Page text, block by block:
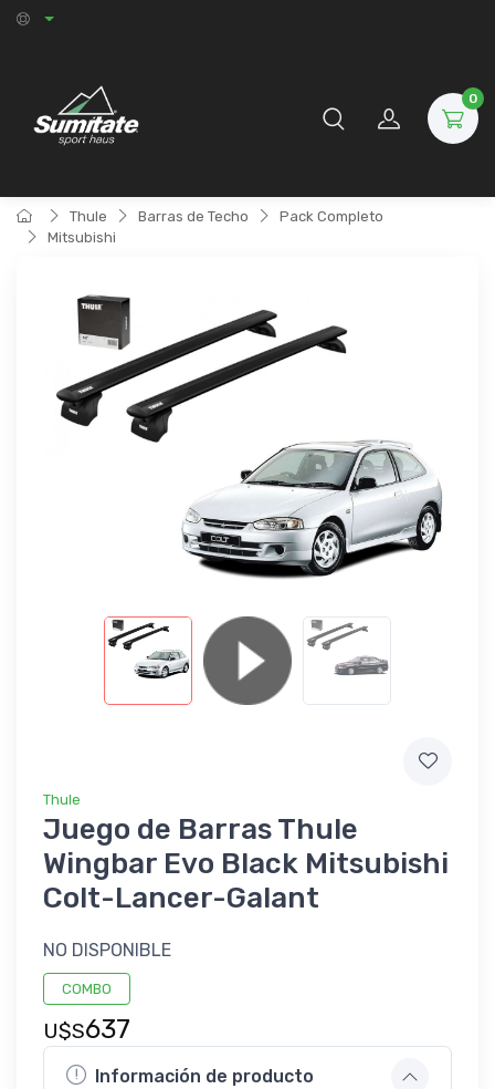
0
Thule Barras de Techo
Pack Completo
Mitsubishi
Thule
Juego de Barras Thule
Wingbar Evo Black Mitsubishi
Colt-Lancer-Galant
NO DISPONIBLE
COMBO
U$S637
Información de producto